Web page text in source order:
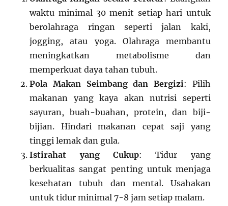
waktu minimal 30 menit setiap hari untuk
berolahraga ringan seperti jalan kaki,
jogging, atau yoga. Olahraga membantu
meningkatkan metabolisme dan
memperkuat daya tahan tubuh.
Pola Makan Seimbang dan Bergizi: Pilih
makanan yang kaya akan nutrisi seperti
sayuran, buah-buahan, protein, dan biji-
bijian. Hindari makanan cepat saji yang
tinggi lemak dan gula.
Istirahat yang Cukup: Tidur yang
berkualitas sangat penting untuk menjaga
kesehatan tubuh dan mental. Usahakan
untuk tidur minimal 7-8 jam setiap malam.